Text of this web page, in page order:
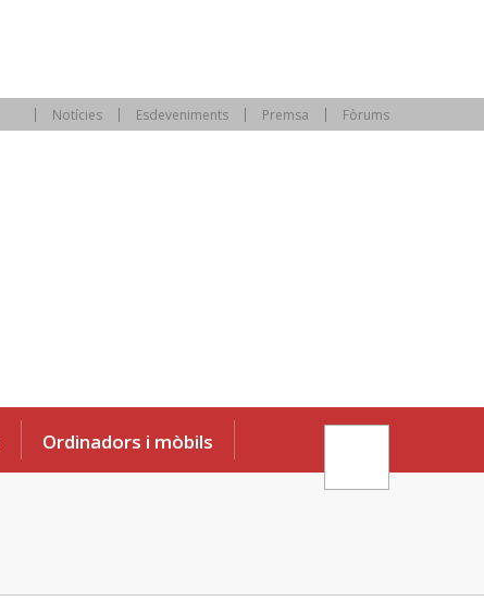
Notícies Esdeveniments Premsa Fòrums
Ordinadors i mòbils